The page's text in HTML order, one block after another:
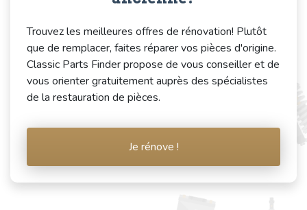
Trouvez les meilleures offres de rénovation! Plutôt
que de remplacer, faites réparer vos pièces d'origine.
Classic Parts Finder propose de vous conseiller et de
vous orienter gratuitement auprès des spécialistes
de la restauration de pièces.
Je rénove !